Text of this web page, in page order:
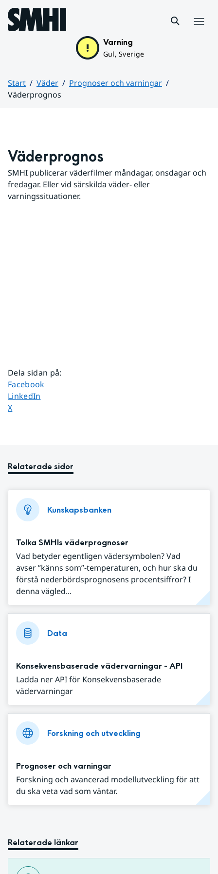
Hoppa till sidans innehåll
Varning
Gul, Sverige
Start Väder
Prognoser och varningar
Väderprognos
Väderprognos
SMHI publicerar väderfilmer måndagar, onsdagar och
fredagar. Eller vid särskilda väder- eller
varningssituationer.
Dela sidan på:
Dela sidan på
Facebook
Dela sidan på
LinkedIn
Dela sidan på
X
Relaterade sidor
Kunskapsbanken
Tolka SMHIs väderprognoser
Vad betyder egentligen vädersymbolen? Vad
avser ”känns som”-temperaturen, och hur ska du
förstå nederbördsprognosens procentsiffror? I
denna vägled...
Data
Konsekvensbaserade vädervarningar - API
Ladda ner API för Konsekvensbaserade
vädervarningar
Forskning och utveckling
Prognoser och varningar
Forskning och avancerad modellutveckling för att
du ska veta vad som väntar.
Relaterade länkar